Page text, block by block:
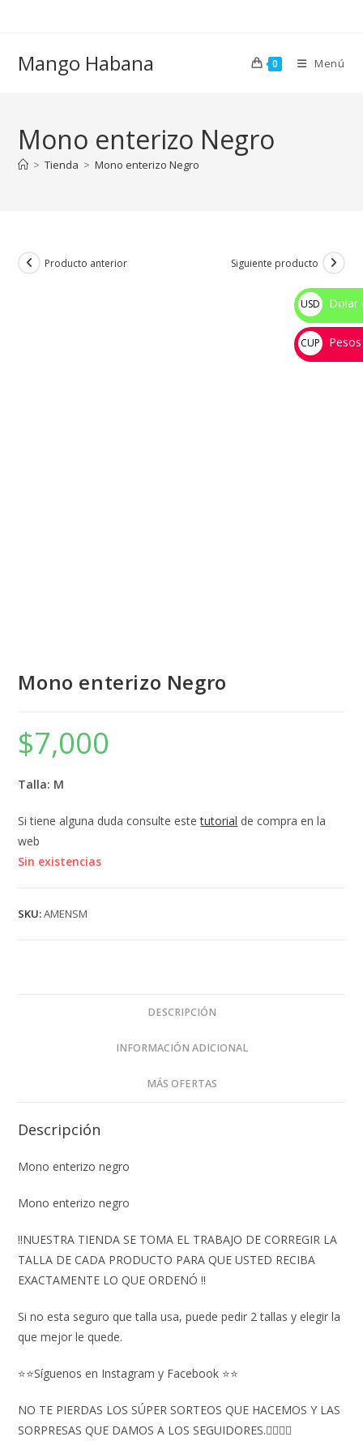
Mango Habana 0 Menú
Mono enterizo Negro
> Tienda > Mono enterizo Negro
Producto anterior Siguiente producto
Mono enterizo Negro
$7,000
Talla: M
Si tiene alguna duda consulte estetutorial de compra en la
web
Sin existencias
SKU:AMENSM
DESCRIPCIÓN
INFORMACIÓN ADICIONAL
MÁS OFERTAS
Descripción
Mono enterizo negro
Mono enterizo negro
‼️NUESTRA TIENDA SE TOMA EL TRABAJO DE CORREGIR LA
TALLA DE CADA PRODUCTO PARA QUE USTED RECIBA
EXACTAMENTE LO QUE ORDENÓ ‼️
Si no esta seguro que talla usa, puede pedir 2 tallas y elegir la
que mejor le quede.
⭐⭐Síguenos en Instagram y Facebook ⭐⭐
NO TE PIERDAS LOS SÚPER SORTEOS QUE HACEMOS Y LAS
SORPRESAS QUE DAMOS A LOS SEGUIDORES.👇🏻👇🏻
USD
$
Dolar
CUP
💰
Pesos